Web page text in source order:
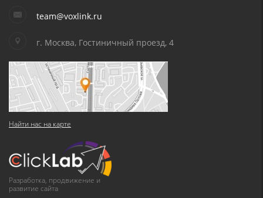
team@voxlink.ru
г. Москва, Гостиничный проезд, 4
Найти нас на карте
Разработка, продвижение и
развитие сайта